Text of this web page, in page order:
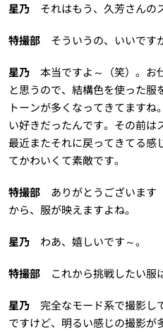
星乃それはもう、久芳さんの
特撮部そういうの、いいです
星乃本当ですよ～（笑）。お
と思うので、結構色を使った服
トーンが多くなってきてます
い好きだったんです。その前は
最近またそれに戻ってきてる感
てかわいくて素敵です。
特撮部ありがとうございます
から、服が映えますよね。
星乃わあ、嬉しいです～。
特撮部これから挑戦したい服
星乃完全なモード系で撮影し
ですけど、明るい感じの撮影が